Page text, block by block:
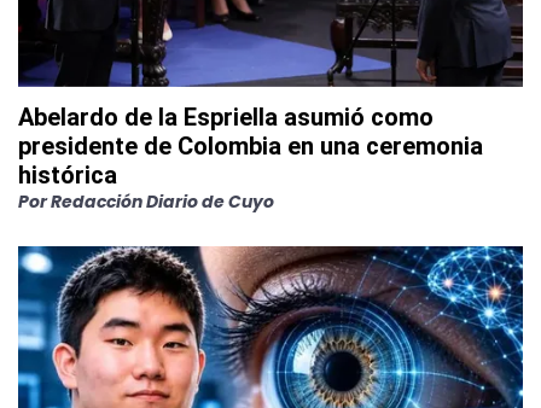
Abelardo de la Espriella asumió como
presidente de Colombia en una ceremonia
histórica
PorRedacción Diario de Cuyo